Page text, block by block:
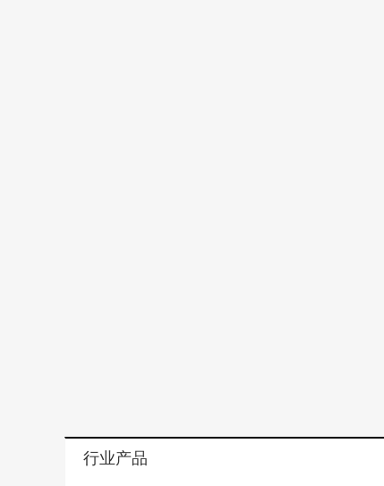
行业产品